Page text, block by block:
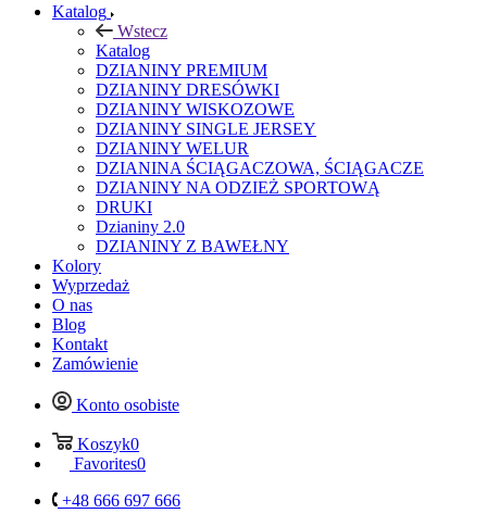
Katalog
Wstecz
Katalog
DZIANINY PREMIUM
DZIANINY DRESÓWKI
DZIANINY WISKOZOWE
DZIANINY SINGLE JERSEY
DZIANINY WELUR
DZIANINA ŚCIĄGACZOWA, ŚCIĄGACZE
DZIANINY NA ODZIEŻ SPORTOWĄ
DRUKI
Dzianiny 2.0
DZIANINY Z BAWEŁNY
Kolory
Wyprzedaż
O nas
Blog
Kontakt
Zamówienie
Konto osobiste
Koszyk0
Favorites0
+48 666 697 666